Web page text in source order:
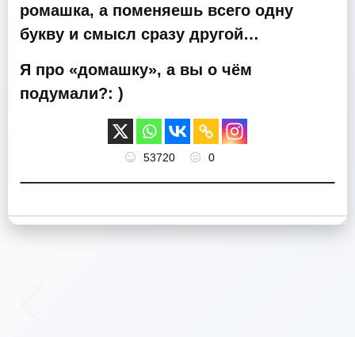
ромашка, а поменяешь всего одну
букву и смысл сразу другой…
Я про «домашку», а вы о чём
подумали?: )
53720 0